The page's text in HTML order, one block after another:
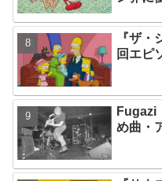
『ザ
回エピ
Fugazi
め曲・